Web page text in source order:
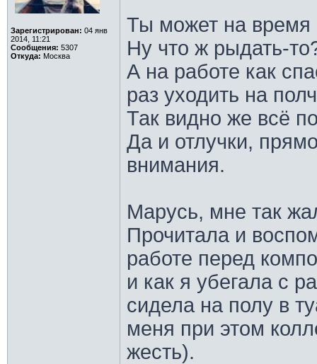
Зарегистрирован: 04 янв
2014, 11:21
Сообщения: 5307
Откуда: Москва
Ты может на время
Ну что ж рыдать-
А на работе как
раз уходить на
Так видно же всё
Да и отлучки,
внимания.
Марусь, мне так
Прочитала и
работе перед
и как я убегала с
сидела на полу в
меня при этом
жесть).